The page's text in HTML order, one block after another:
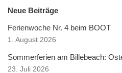
Neue Beiträge
Ferienwoche Nr. 4 beim BOOT
1. August 2026
Sommerferien am Billebeach:
23. Juli 2026